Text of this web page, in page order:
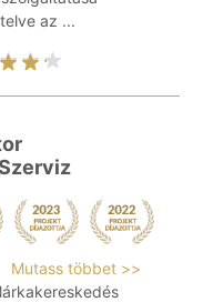
az ...
Mutass többet >>